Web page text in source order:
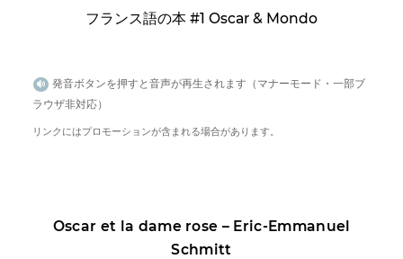
フランス語の本 #1 Oscar & Mondo
発音ボタンを押すと音声が再生されます（マナーモード・一部ブ
ラウザ非対応）
リンクにはプロモーションが含まれる場合があります。
Oscar et la dame rose – Eric-Emmanuel
Schmitt